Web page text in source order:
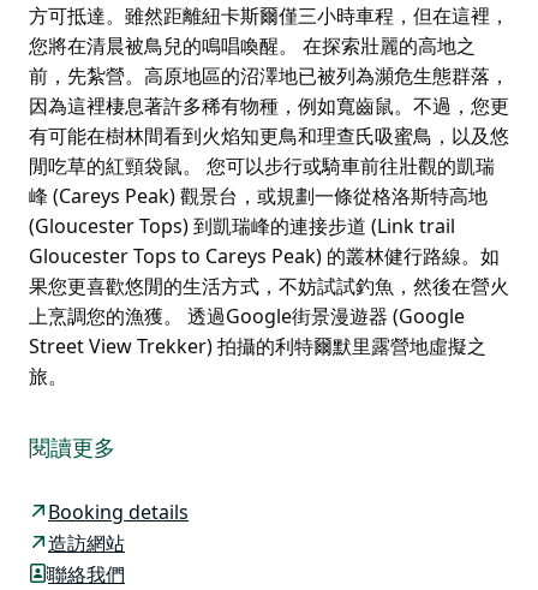
方可抵達。雖然距離紐卡斯爾僅三小時車程，但在這裡，
您將在清晨被鳥兒的鳴唱喚醒。 在探索壯麗的高地之
前，先紮營。高原地區的沼澤地已被列為瀕危生態群落，
因為這裡棲息著許多稀有物種，例如寬齒鼠。不過，您更
有可能在樹林間看到火焰知更鳥和理查氏吸蜜鳥，以及悠
閒吃草的紅頸袋鼠。 您可以步行或騎車前往壯觀的凱瑞
峰 (Careys Peak) 觀景台，或規劃一條從格洛斯特高地
(Gloucester Tops) 到凱瑞峰的連接步道 (Link trail
Gloucester Tops to Careys Peak) 的叢林健行路線。如
果您更喜歡悠閒的生活方式，不妨試試釣魚，然後在營火
上烹調您的漁獲。 透過Google街景漫遊器 (Google
Street View Trekker) 拍攝的利特爾默里露營地虛擬之
旅。
(Barrington Tops National Park) 的高原地區？這間偏
遠的露營地提供獨特的荒野度假體驗，需駕駛四輪傳動車
您將在清晨被鳥兒的鳴唱喚醒。
在探索壯麗的高地之前，先紮營。高原地區的沼澤地已被
閱讀更多
Booking details
造訪網站
聯絡我們